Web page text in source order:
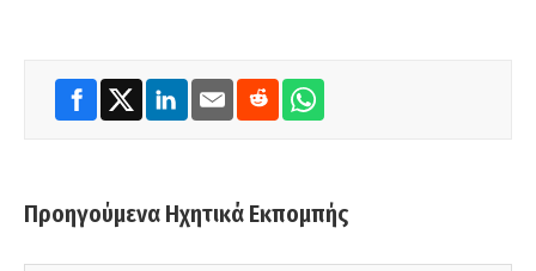
Προηγούμενα Ηχητικά Εκπομπής